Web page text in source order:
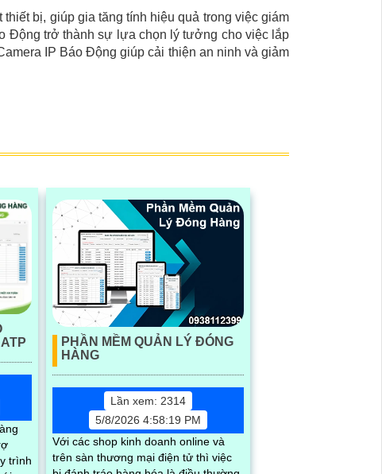
bị, giúp gia tăng tính hiệu quả trong việc giám
Động trở thành sự lựa chọn lý tưởng cho việc lắp
IP Báo Động giúp cải thiện an ninh và giảm
trình
PHẦN MỀM QUẢN LÝ ĐÓNG
HÀNG
Lần xem: 2314
5/8/2026 4:58:19 PM
Với các shop kinh doanh online và
trên sàn thương mại điện tử thì việc